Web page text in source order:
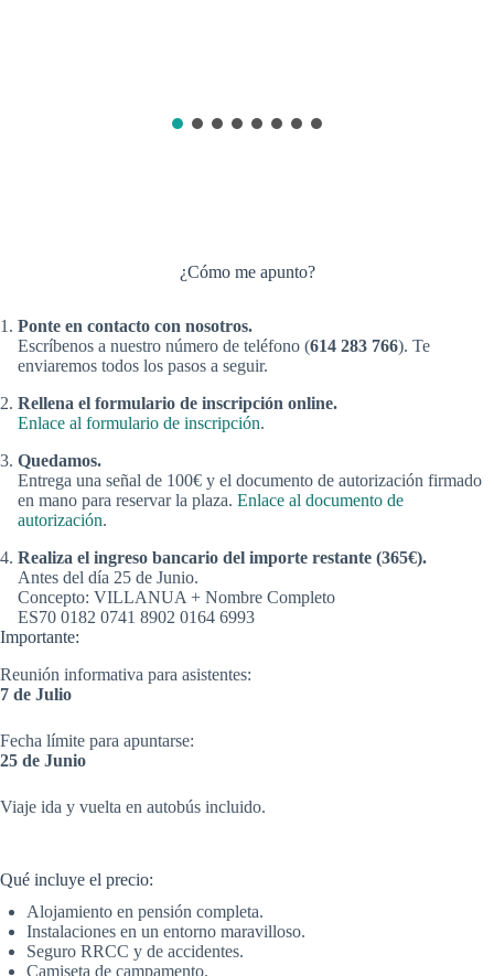
¿Cómo me apunto?
Ponte en contacto con nosotros.
Escríbenos a nuestro número de teléfono (614 283 766). Te
enviaremos todos los pasos a seguir.
Rellena el formulario de inscripción online.
Enlace al formulario de inscripción.
Quedamos.
Entrega una señal de 100€ y el documento de autorización firmado
en mano para reservar la plaza. Enlace al documento de
autorización.
Realiza el ingreso bancario del importe restante (365€).
Antes del día 25 de Junio.
Concepto: VILLANUA + Nombre Completo
ES70 0182 0741 8902 0164 6993
Importante:
Reunión informativa para asistentes:
7 de Julio
Fecha límite para apuntarse:
25 de Junio
Viaje ida y vuelta en autobús incluido.
Qué incluye el precio:
Alojamiento en pensión completa.
Instalaciones en un entorno maravilloso.
Seguro RRCC y de accidentes.
Camiseta de campamento.